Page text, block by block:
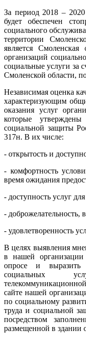
За период 2018 – 2020
будет обеспечен
социального
территории
является Смоленская
организаций
социальные услуги за
Смоленской области,
Независимая оценка
характеризующим
оказания услуг
которые
социальной защиты
317н. В их числе:
- открытость и
- комфортность
время ожидания
- доступность услуг
- доброжелательность,
- удовлетворенность
В целях выявления
в нашей
опросе и выразить
социальных
сайте нашей
по социальному
труда и социальной
посредством
размещенной в здании